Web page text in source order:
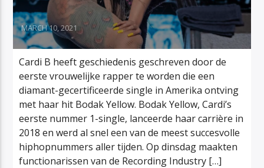
MARCH 10, 2021
Cardi B heeft geschiedenis geschreven door de
eerste vrouwelijke rapper te worden die een
diamant-gecertificeerde single in Amerika ontving
met haar hit Bodak Yellow. Bodak Yellow, Cardi’s
eerste nummer 1-single, lanceerde haar carrière in
2018 en werd al snel een van de meest succesvolle
hiphopnummers aller tijden. Op dinsdag maakten
functionarissen van de Recording Industry […]